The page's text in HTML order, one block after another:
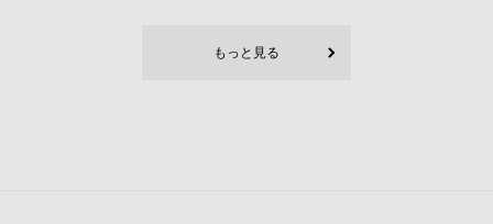
もっと見る